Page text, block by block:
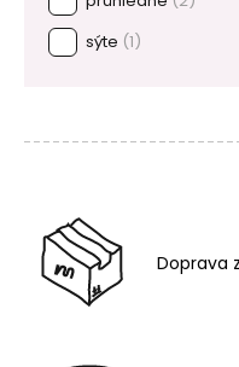
sýte (1)
Doprava